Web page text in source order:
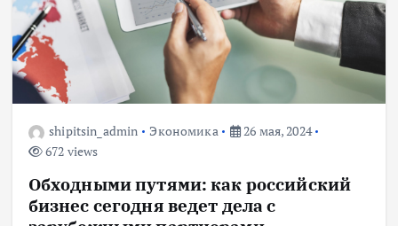
shipitsin_admin Экономика
26 мая, 2024
672 views
Обходными путями: как российский
бизнес сегодня ведет дела с